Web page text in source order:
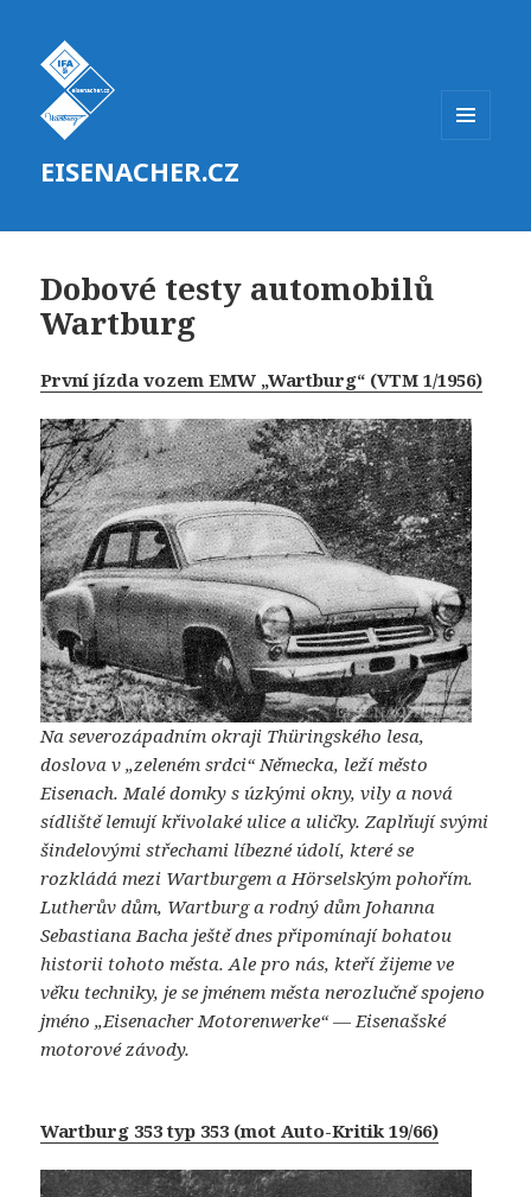
EISENACHER.CZ
Dobové testy automobilů
Wartburg
První jízda vozem EMW „Wartburg“ (VTM 1/1956)
Na severozápadním okraji Thüringského lesa,
doslova v „zeleném srdci“ Německa, leží město
Eisenach. Malé domky s úzkými okny, vily a nová
sídliště lemují křivolaké ulice a uličky. Zaplňují svými
šindelovými střechami líbezné údolí, které se
rozkládá mezi Wartburgem a Hörselským pohořím.
Lutherův dům, Wartburg a rodný dům Johanna
Sebastiana Bacha ještě dnes připomínají bohatou
historii tohoto města. Ale pro nás, kteří žijeme ve
věku techniky, je se jménem města nerozlučně spojeno
jméno „Eisenacher Motorenwerke“ — Eisenašské
motorové závody.
Wartburg 353 typ 353 (mot Auto-Kritik 19/66)